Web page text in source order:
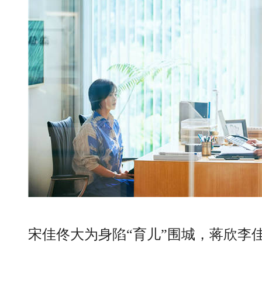
宋佳佟大为身陷“育儿”围城，蒋欣李